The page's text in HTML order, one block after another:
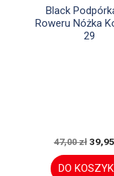
Szybki
Black
Roweru Nóżka
29
47,00 zł
DO